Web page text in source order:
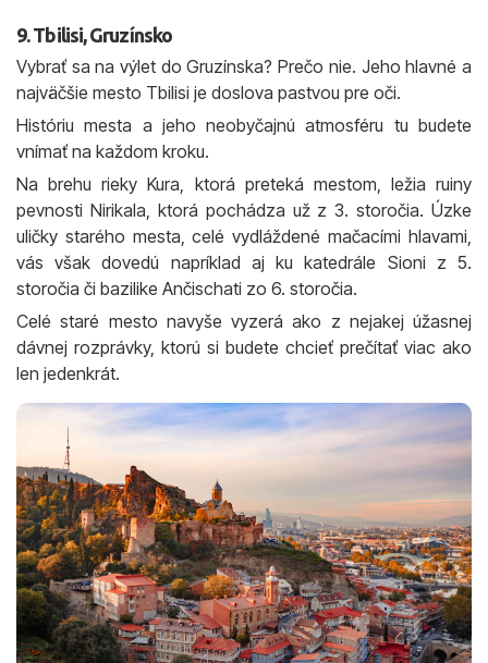
9. Tbilisi, Gruzínsko
Vybrať sa na výlet do Gruzínska? Prečo nie. Jeho hlavné a
najväčšie mesto Tbilisi je doslova pastvou pre oči.
Históriu mesta a jeho neobyčajnú atmosféru tu budete
vnímať na každom kroku.
Na brehu rieky Kura, ktorá preteká mestom, ležia ruiny
pevnosti Nirikala, ktorá pochádza už z 3. storočia. Úzke
uličky starého mesta, celé vydláždené mačacími hlavami,
vás však dovedú napríklad aj ku katedrále Sioni z 5.
storočia či bazilike Ančischati zo 6. storočia.
Celé staré mesto navyše vyzerá ako z nejakej úžasnej
dávnej rozprávky, ktorú si budete chcieť prečítať viac ako
len jedenkrát.